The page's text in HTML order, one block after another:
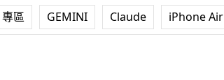
區 GEMINI Claude iPhone Air